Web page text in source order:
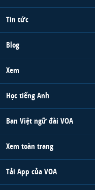
Tin tức
Blog
Xem
Học tiếng Anh
Ban Việt ngữ đài VOA
Xem toàn trang
Tải App của VOA